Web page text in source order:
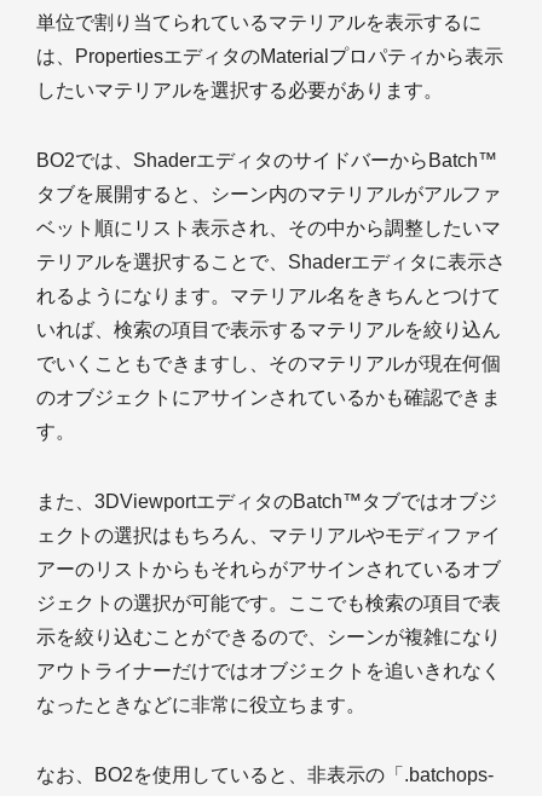
単位で割り当てられているマテリアルを表示するに
は、PropertiesエディタのMaterialプロパティから表示
したいマテリアルを選択する必要があります。
BO2では、ShaderエディタのサイドバーからBatch™
タブを展開すると、シーン内のマテリアルがアルファ
ベット順にリスト表示され、その中から調整したいマ
テリアルを選択することで、Shaderエディタに表示さ
れるようになります。マテリアル名をきちんとつけて
いれば、検索の項目で表示するマテリアルを絞り込ん
でいくこともできますし、そのマテリアルが現在何個
のオブジェクトにアサインされているかも確認できま
す。
また、3DViewportエディタのBatch™タブではオブジ
ェクトの選択はもちろん、マテリアルやモディファイ
アーのリストからもそれらがアサインされているオブ
ジェクトの選択が可能です。ここでも検索の項目で表
示を絞り込むことができるので、シーンが複雑になり
アウトライナーだけではオブジェクトを追いきれなく
なったときなどに非常に役立ちます。
なお、BO2を使用していると、非表示の「.batchops-